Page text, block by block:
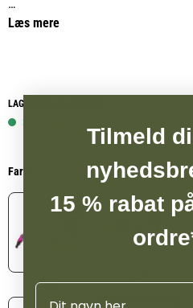
Når hesten leger med slikstenen,
naturlig beskæftigelse i
Brugen af Likit produkter
hesteforskere og
USA og Bristol i England.
Læs mere
LAGERSTATUS WEBSHOP
3 på lager
Farve
Aqua Blå
Tilmeld
15 % rabat
Navn